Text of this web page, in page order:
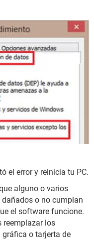
el error y reinicia tu PC.
alguno o varios
o no cumplan
el software funcione.
reemplazar los
o tarjerta de